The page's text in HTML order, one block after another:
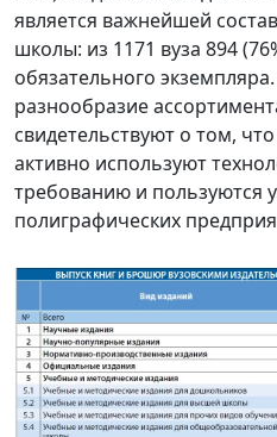
является важнейшей
школы: из 1171 вуза 894
обязательного
разнообразие
свидетельствуют о том,
активно используют
требованию и пользуются
полиграфических